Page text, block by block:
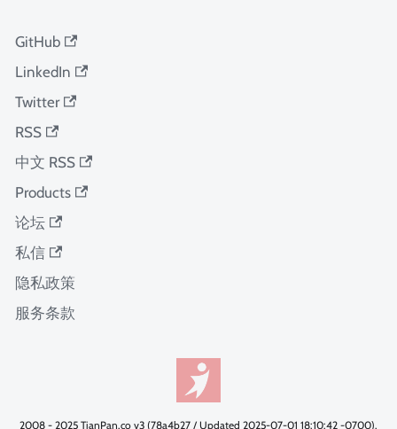
GitHub
LinkedIn
Twitter
RSS
中文 RSS
Products
论坛
私信
隐私政策
服务条款
2008 - 2025 TianPan.co v3 (78a4b27 / Updated 2025-07-01 18:10:42 -0700).